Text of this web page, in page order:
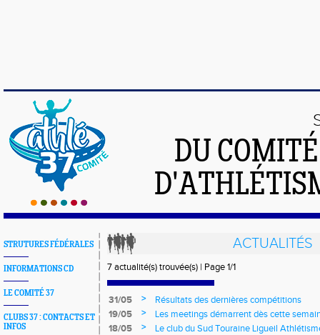
DU
STRUTURES FÉDÉRALES
INFORMATIONS CD
LE COMITÉ 37
CLUBS 37 : CONTACTS ET
INFOS
ACTUALITÉS
7 actualité(s) trouvée(s) | Page 1/1
31/05 >
Résultats des dernières compétitions
19/05
>
Les meetings démarrent dès cette
18/05
>
Le club du Sud Touraine Ligueil